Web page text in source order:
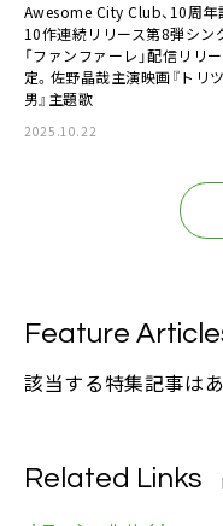
Awesome City Club、10周年
10作連続リリース第8弾シン
「ファンファーレ」配信リリ
定。佐野晶哉主演映画『トリ
男』主題歌
2025.10.22
Feature
該当する特集記事は
Related Links